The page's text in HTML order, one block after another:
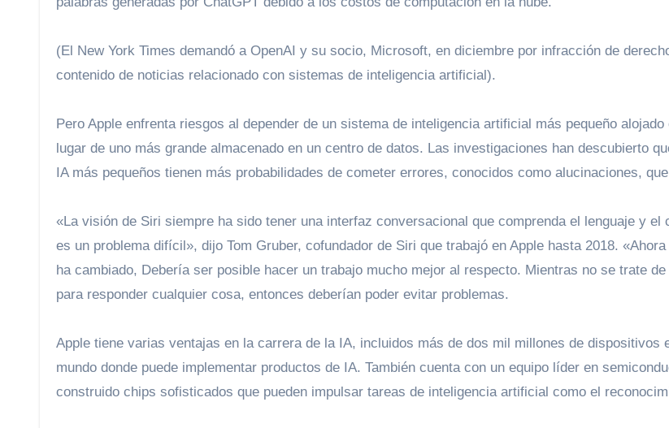
(El New York Times demandó a OpenAI y su socio, Microsoft, en diciembre por infracción de
contenido de noticias relacionado con sistemas de inteligencia artificial).
Pero Apple enfrenta riesgos al depender de un sistema de inteligencia artificial más pequeño alojado
lugar de uno más grande almacenado en un centro de datos. Las investigaciones han descubierto
IA más pequeños tienen más probabilidades de cometer errores, conocidos como alucinaciones,
«La visión de Siri siempre ha sido tener una interfaz conversacional que comprenda el lenguaje y el contexto, pero eso
es un problema difícil», dijo Tom Gruber, cofundador de Siri que trabajó en Apple hasta 2018.
ha cambiado, Debería ser posible hacer un trabajo mucho mejor al respecto. Mientras no se trate
para responder cualquier cosa, entonces deberían poder evitar problemas.
Apple tiene varias ventajas en la carrera de la IA, incluidos más de dos mil millones de dispositivos
mundo donde puede implementar productos de IA. También cuenta con un equipo líder en
construido chips sofisticados que pueden impulsar tareas de inteligencia artificial como el